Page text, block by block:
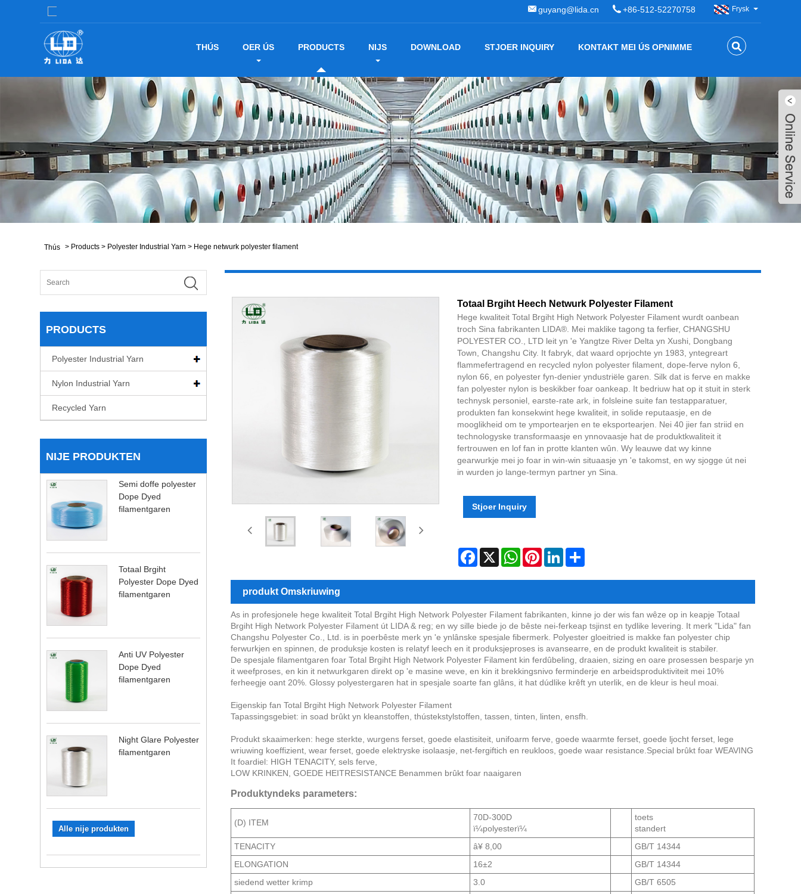
+86-512-52270758
guyang@lida.cn Frysk
THÚS OER ÚS PRODUCTS NIJS DOWNLOAD STJOER INQUIRY KONTAKT MEI ÚS OPNIMME
Thús > Products > Polyester Industrial Yarn > Hege netwurk polyester filament
PRODUCTS
Polyester Industrial Yarn
Nylon Industrial Yarn
Recycled Yarn
NIJE PRODUKTEN
Semi doffe polyester
Dope Dyed
filamentgaren
Totaal Brgiht
Polyester Dope Dyed
filamentgaren
Anti UV Polyester
Dope Dyed
filamentgaren
Night Glare Polyester
filamentgaren
Alle nije produkten
Totaal Brgiht Heech Netwurk Polyester Filament
Hege kwaliteit Total Brgiht High Network Polyester Filament wurdt oanbean
troch Sina fabrikanten LIDA®. Mei maklike tagong ta ferfier, CHANGSHU
POLYESTER CO., LTD leit yn 'e Yangtze River Delta yn Xushi, Dongbang
Town, Changshu City. It fabryk, dat waard oprjochte yn 1983, yntegreart
flammefertragend en recycled nylon polyester filament, dope-ferve nylon 6,
nylon 66, en polyester fyn-denier yndustriële garen. Silk dat is ferve en makke
fan polyester nylon is beskikber foar oankeap. It bedriuw hat op it stuit in sterk
technysk personiel, earste-rate ark, in folsleine suite fan testapparatuer,
produkten fan konsekwint hege kwaliteit, in solide reputaasje, en de
mooglikheid om te ymportearjen en te eksportearjen. Nei 40 jier fan striid en
technologyske transformaasje en ynnovaasje hat de produktkwaliteit it
fertrouwen en lof fan in protte klanten wûn. Wy leauwe dat wy kinne
gearwurkje mei jo foar in win-win situaasje yn 'e takomst, en wy sjogge út nei
in wurden jo lange-termyn partner yn Sina.
Stjoer Inquiry
Facebook
X WhatsAppPinterestLinkedIn
produkt Omskriuwing
As in profesjonele hege kwaliteit Total Brgiht High Network Polyester Filament fabrikanten, kinne jo der wis fan wêze op in keapje Totaal
Brgiht High Network Polyester Filament út LIDA & reg; en wy sille biede jo de bêste nei-ferkeap tsjinst en tydlike levering. It merk "Lida" fan
Changshu Polyester Co., Ltd. is in poerbêste merk yn 'e ynlânske spesjale fibermerk. Polyester gloeitried is makke fan polyester chip
ferwurkjen en spinnen, de produksje kosten is relatyf leech en it produksjeproses is avansearre, en de produkt kwaliteit is stabiler.
De spesjale filamentgaren foar Total Brgiht High Network Polyester Filament kin ferdûbeling, draaien, sizing en oare prosessen besparje yn
it weefproses, en kin it netwurkgaren direkt op 'e masine weve, en kin it brekkingsnivo ferminderje en arbeidsproduktiviteit mei 10%
ferheegje oant 20%. Glossy polyestergaren hat in spesjale soarte fan glâns, it hat dúdlike krêft yn uterlik, en de kleur is heul moai.
Eigenskip fan Total Brgiht High Network Polyester Filament
Tapassingsgebiet: in soad brûkt yn kleanstoffen, thústekstylstoffen, tassen, tinten, linten, ensfh.
Produkt skaaimerken: hege sterkte, wurgens ferset, goede elastisiteit, unifoarm ferve, goede waarmte ferset, goede ljocht ferset, lege
wriuwing koeffizient, wear ferset, goede elektryske isolaasje, net-fergiftich en reukloos, goede waar resistance.Special brûkt foar WEAVING
It foardiel: HIGH TENACITY, sels ferve,
LOW KRINKEN, GOEDE HEITRESISTANCE Benammen brûkt foar naaigaren
Produktyndeks parameters:
(D) ITEM
70D-300D
ï¼polyesterï¼
toets
standert
TENACITY
â¥ 8,00
GB/T 14344
ELONGATION
16±2
GB/T 14344
siedend wetter krimp
3.0
GB/T 6505